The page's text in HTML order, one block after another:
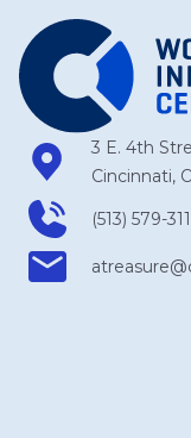
3 E. 4th
Cincinnati,
(513) 579-